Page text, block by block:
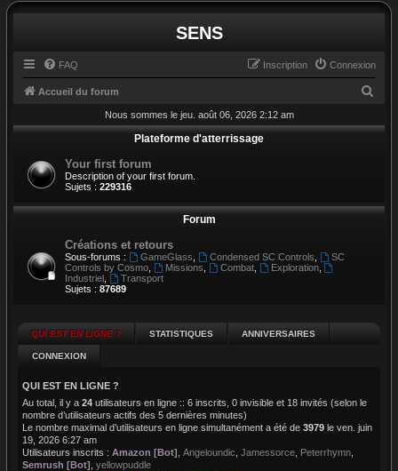
SENS
FAQ Connexion
Inscription
Accueil du forum
c
Nous sommes le jeu. août 06, 2026 2:12 am
Plateforme d'atterrissage
Your first forum
Description of your first forum.
Sujets : 229316
Forum
Créations et retours
Sous-forums : GameGlass Condensed SC Controls
SC
Controls by Cosmo
Missions Combat, Exploration,
Industriel
Transport
Sujets : 87689
QUI EST EN LIGNE ? STATISTIQUES ANNIVERSAIRES
CONNEXION
QUI EST EN LIGNE ?
Au total, il y a 24 utilisateurs en ligne :: 6 inscrits, 0 invisible et 18 invités (selon le
nombre d’utilisateurs actifs des 5 dernières minutes)
Le nombre maximal d’utilisateurs en ligne simultanément a été de 3979 le ven. juin
19, 2026 6:27 am
Utilisateurs inscrits : Amazon [Bot] Angeloundic Jamessorce Peterrhymn
Semrush [Bot] yellowpuddle